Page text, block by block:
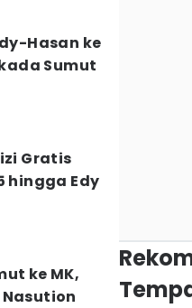
Hasan ke
Sumut
Gratis
hingga Edy
ke MK,
Nasution